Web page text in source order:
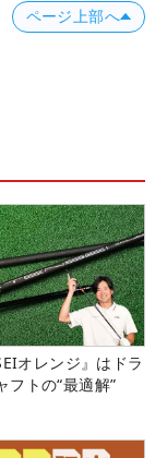
ページ上部へ
オレンジ』はドラ
フトの“最適解”